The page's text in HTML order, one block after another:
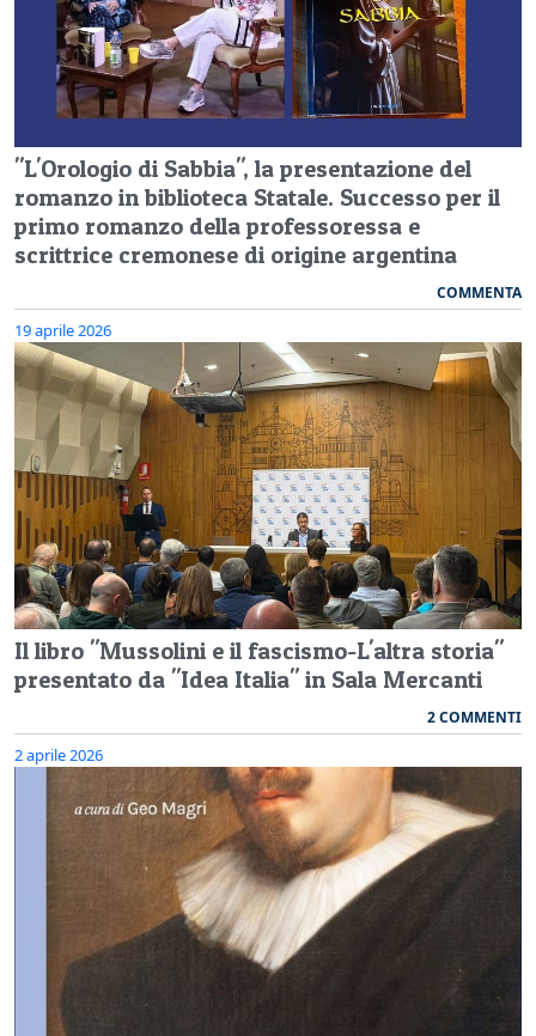
"L'Orologio di Sabbia", la presentazione del
romanzo in biblioteca Statale. Successo per il
primo romanzo della professoressa e
scrittrice cremonese di origine argentina
COMMENTA
19 aprile 2026
Il libro "Mussolini e il fascismo-L'altra storia"
presentato da "Idea Italia" in Sala Mercanti
2 COMMENTI
2 aprile 2026